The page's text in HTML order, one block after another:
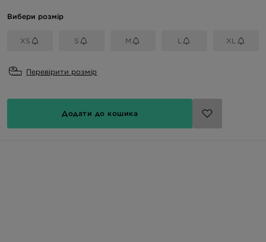
Вибери розмір
XS S M L XL
Перевірити розмір
Додати до кошика